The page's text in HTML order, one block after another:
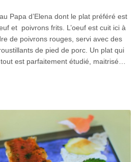
Papa d’Elena dont le plat préféré est
et poivrons frits. L’oeuf est cuit ici à
de poivrons rouges, servi avec des
de pied de porc. Un plat qui
est parfaitement étudié, maitrisé…